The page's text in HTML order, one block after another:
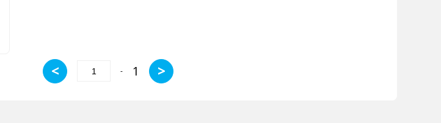
< - 1 >